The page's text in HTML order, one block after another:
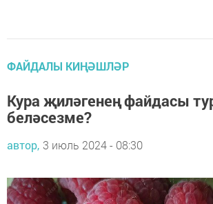
ФАЙДАЛЫ КИҢӘШЛӘР
Кура җиләгенең файдасы
беләсезме?
автор, 3 июль 2024 - 08:30